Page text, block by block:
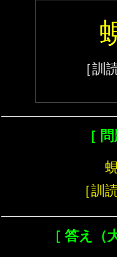
［訓
［ 問
［訓
［ 答え（